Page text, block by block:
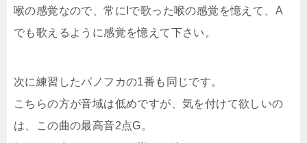
喉の感覚なので、常にIで歌った喉の感覚を憶えて、A
でも歌えるように感覚を憶えて下さい。
次に練習したパノフカの1番も同じです。
こちらの方が音域は低めですが、気を付けて欲しいの
は、この曲の最高音2点G。